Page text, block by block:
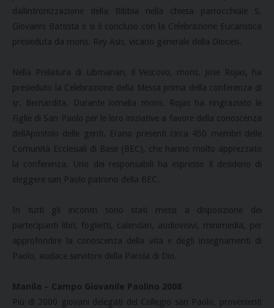
dallintronizzazione della Bibbia nella chiesa parrocchiale S.
Giovanni Battista e si è concluso con la Celebrazione Eucaristica
presieduta da mons. Rey Asis, vicario generale della Diocesi.
Nella Prelatura di Libmanan, il Vescovo, mons. Jose Rojas, ha
presieduto la Celebrazione della Messa prima della conferenza di
sr. Bernardita. Durante lomelia mons. Rojas ha ringraziato le
Figlie di San Paolo per le loro iniziative a favore della conoscenza
dellApostolo delle genti. Erano presenti circa 450 membri delle
Comunità Ecclesiali di Base (BEC), che hanno molto apprezzato
la conferenza. Uno dei responsabili ha espresso il desiderio di
eleggere san Paolo patrono della BEC.
In tutti gli incontri sono stati messi a disposizione dei
partecipanti libri, foglietti, calendari, audiovisivi, minimedia, per
approfondire la conoscenza della vita e degli insegnamenti di
Paolo, audace servitore della Parola di Dio.
Manila – Campo Giovanile Paolino 2008
Più di 2000 giovani delegati del Collegio san Paolo, provenienti